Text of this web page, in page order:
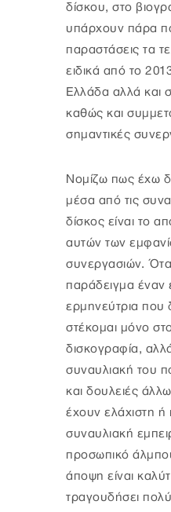
δίσκου, στο
υπάρχουν πάρα
παραστάσεις τα
ειδικά από το
Ελλάδα αλλά και
καθώς και
σημαντικές
Νομίζω πως έχω
μέσα από τις
δίσκος είναι το
αυτών των
συνεργασιών.
παράδειγμα έναν
ερμηνεύτρια που
στέκομαι μόνο
δισκογραφία,
συναυλιακή του
και δουλειές
έχουν ελάχιστη
συναυλιακή
προσωπικό
άποψη είναι
τραγουδήσει